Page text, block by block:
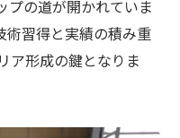
プの道が開かれていま
術習得と実績の積み重
ア形成の鍵となりま